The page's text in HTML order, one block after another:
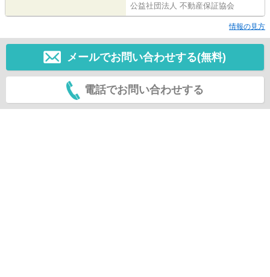
公益社団法人 不動産保証協会
情報の見方
メールでお問い合わせする(無料)
電話でお問い合わせする